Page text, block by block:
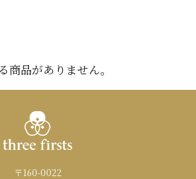
商品がありません。
〒160-0022